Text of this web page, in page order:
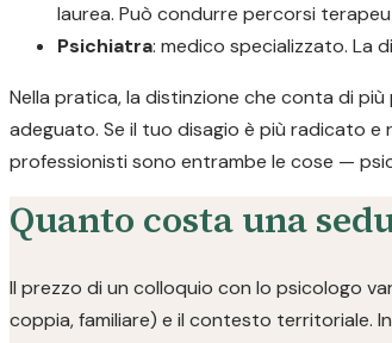
laurea. Può condurre percorsi
Psichiatra: medico specializzato. La
Nella pratica, la distinzione che conta di
adeguato. Se il tuo disagio è più radicato
professionisti sono entrambe le cose —
Quanto costa una
Il prezzo di un colloquio con lo psicologo
coppia, familiare) e il contesto territoriale.